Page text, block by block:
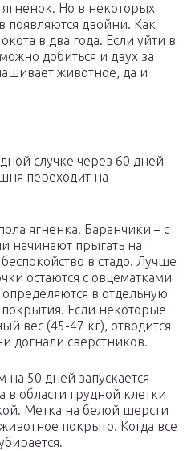
Но в некоторых
появляются двойни. Как
в два года. Если уйти в
добиться и двух за
животное, да и
случке через 60 дней
переходит на
ягненка. Баранчики – с
начинают прыгать на
в стадо. Лучше
остаются с овцематками
в отдельную
покрытия. Если некоторые
вес (45-47 кг), отводится
догнали сверстников.
50 дней запускается
в области грудной клетки
Метка на белой шерсти
покрыто. Когда все